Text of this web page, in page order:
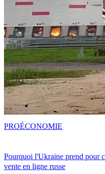
Pourquoi l'Ukraine prend pour
vente en ligne russe
PROÉCONOMIE